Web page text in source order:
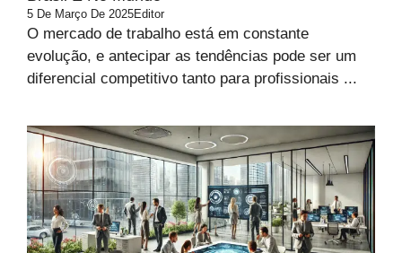
5 De Março De 2025Editor
O mercado de trabalho está em constante
evolução, e antecipar as tendências pode ser um
diferencial competitivo tanto para profissionais ...